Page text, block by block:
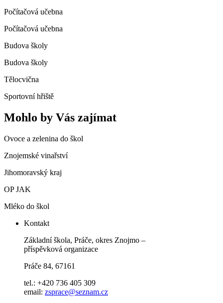
Počítačová učebna
Počítačová učebna
Budova školy
Budova školy
Tělocvična
Sportovní hřiště
Mohlo by Vás zajímat
Ovoce a zelenina do škol
Znojemské vinařství
Jihomoravský kraj
OP JAK
Mléko do škol
Kontakt
Základní škola, Práče, okres Znojmo –
příspěvková organizace
Práče 84, 67161
tel.: +420 736 405 309
email: zsprace@seznam.cz